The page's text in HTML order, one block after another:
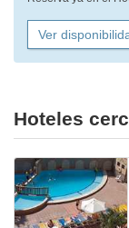
Ver
Hoteles